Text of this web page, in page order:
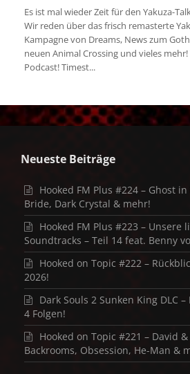
Es ist mal wieder Zeit für den Yakuza-
Wir reden über das frisch remasterte
Kampagne von Dreams, News zum
neuen Animal Crossing und vieles
Podcast! Timest...
Neueste Beiträge
Hooked FM Plus #224 – Ghost
Bride, Dark Crystal & mehr!
Hooked FM Plus #223 – Unsere
Soundtracks – Teil 14 feat. Benny
Hooked on Topic #222 –
2026!
Dark Souls 2 Sunken King DLC
4 Folgen!
Hooked on Topic #221 – David
Backrooms, Obsession, He-Man &